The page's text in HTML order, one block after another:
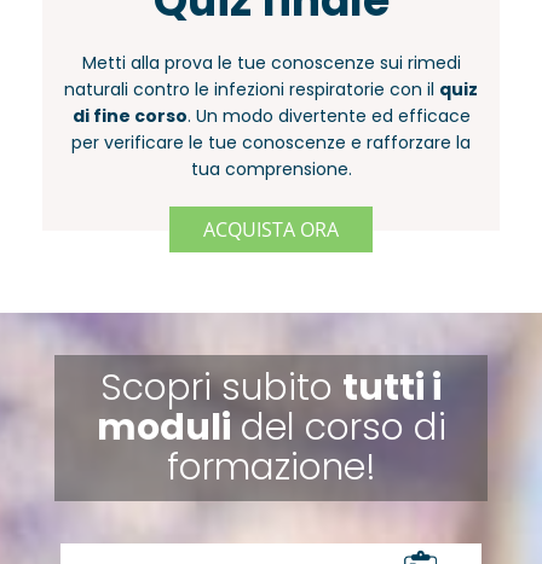
Metti alla prova le tue conoscenze sui rimedi
naturali contro le infezioni respiratorie con il quiz
di fine corso. Un modo divertente ed efficace
per verificare le tue conoscenze e rafforzare la
tua comprensione.
ACQUISTA ORA
Scopri subito tutti i
moduli del corso di
formazione!